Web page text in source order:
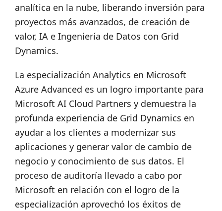
analítica en la nube, liberando inversión para
proyectos más avanzados, de creación de
valor, IA e Ingeniería de Datos con Grid
Dynamics.
La especialización Analytics en Microsoft
Azure Advanced es un logro importante para
Microsoft AI Cloud Partners y demuestra la
profunda experiencia de Grid Dynamics en
ayudar a los clientes a modernizar sus
aplicaciones y generar valor de cambio de
negocio y conocimiento de sus datos. El
proceso de auditoría llevado a cabo por
Microsoft en relación con el logro de la
especialización aprovechó los éxitos de